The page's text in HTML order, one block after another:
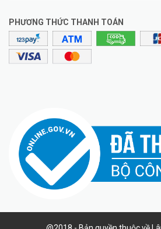
PHƯƠNG THỨC THANH TOÁN